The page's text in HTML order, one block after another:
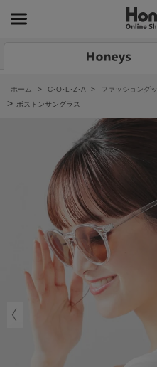
ホーム > C･O･L･Z･A > ファッショング
> ボストンサングラス